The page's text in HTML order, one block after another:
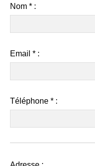
Nom * :
Email * :
Téléphone * :